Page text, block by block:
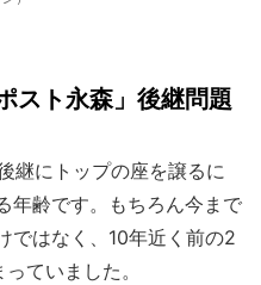
スト永森」後継問題
継にトップの座を譲るに
年齢です。もちろん今まで
ではなく、10年近く前の2
ていました。